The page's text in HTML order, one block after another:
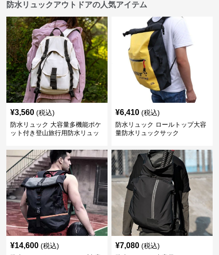
防水リュックアウトドアの人気アイテム
¥3,560 (税込)
防水リュック 大容量多機能ポケ
ット付き登山旅行用防水リュッ
¥6,410 (税込)
防水リュック ロールトップ大容
量防水リュックサック
¥14,600 (税込) ¥7,080 (税込)